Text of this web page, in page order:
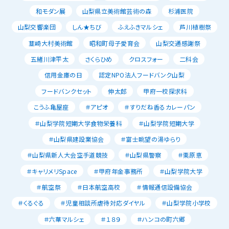
和モダン展
山梨県立美術館芸術の森
杉浦医院
山梨交響楽団
しん★ちび ふえふきマルシェ
芦川植樹祭
韮崎大村美術館
昭和町母子愛育会
山梨交通感謝祭
五緒川津平太
さくらひめ クロスフォー
二科会
信用金庫の日
認定NPO法人フードバンク山梨
フードバンクセット
伸太郎
甲府一校探求科
こうふ亀屋座
＃アピオ
＃すりだね香るカレーパン
＃山梨学院短期大学食物栄養科
＃山梨学院短期大学
＃山梨県建設業協会
＃富士眺望の湯ゆらり
＃山梨県新人大会空手道競技
＃山梨県警察
＃栗原恵
＃キャリメリSpace
＃甲府年金事務所
＃山梨学院大学
＃航空祭
＃日本航空高校
＃情報通信設備協会
＃くるぐる
＃児童相談所虐待対応ダイヤル
＃山梨学院小学校
＃六華マルシェ
＃１８９
＃ハンコの町六郷